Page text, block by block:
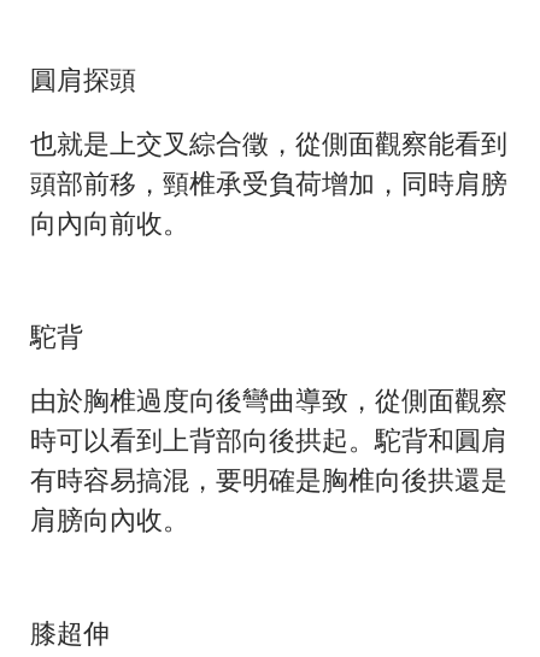
圓肩探頭
也就是上交叉綜合徵，從側面觀察能看到
頭部前移，頸椎承受負荷增加，同時肩膀
向內向前收。
駝背
由於胸椎過度向後彎曲導致，從側面觀察
時可以看到上背部向後拱起。駝背和圓肩
有時容易搞混，要明確是胸椎向後拱還是
肩膀向內收。
膝超伸